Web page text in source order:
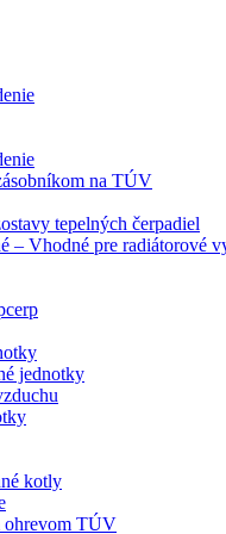
na TÚV
tepelných čerpadiel
– Vhodné pre radiátorové
jednotky
kotly
ohrevom TÚV